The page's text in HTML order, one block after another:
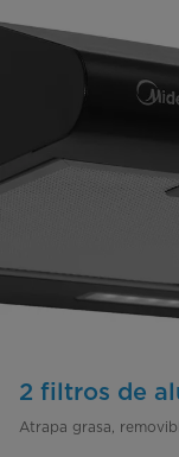
2 filtros de
Atrapa grasa,